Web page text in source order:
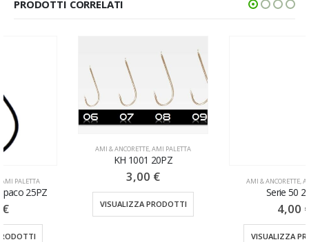
PRODOTTI CORRELATI
AMI PALETTA
VISUALIZZA PRODOTTI
AMI PALETTA
VISUALIZZA PRODOTTI